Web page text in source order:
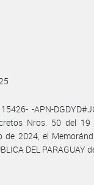
-APN-
Nros. 50 del
2024, el
DEL PARAGUAY